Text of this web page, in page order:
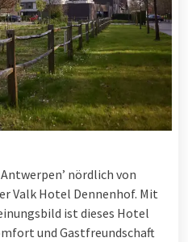
nördlich von
Valk Hotel Dennenhof. Mit
ist dieses Hotel
und Gastfreundschaft